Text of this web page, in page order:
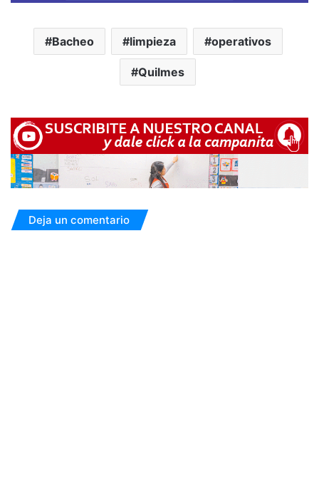
Bacheo limpieza operativos
Quilmes
Deja un comentario